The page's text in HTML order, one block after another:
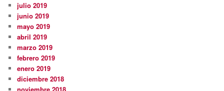
julio 2019
junio 2019
mayo 2019
abril 2019
marzo 2019
febrero 2019
enero 2019
diciembre 2018
noviembre 2018